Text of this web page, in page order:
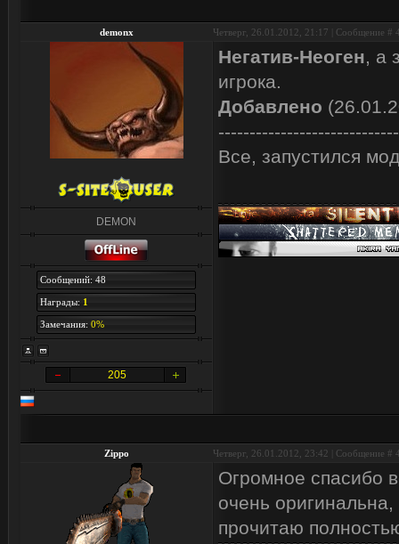
demonx Четверг, 26.01.2012, 21:17 | Сообщение #
DEMON
Сообщений: 48
Награды: 1
Замечания: 0%
205
Негатив-Неоген, а
игрока.
Добавлено
Все, запустился
Zippo Четверг, 26.01.2012, 23:42 | Сообщение #
Огромное спасибо
очень
прочитаю